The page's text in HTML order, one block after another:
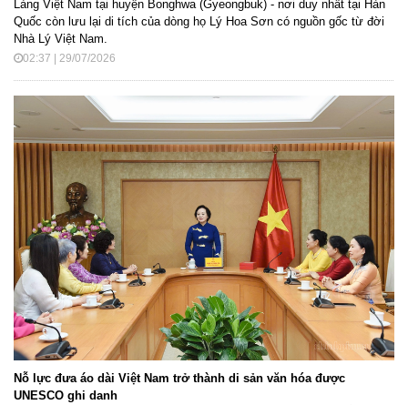
Làng Việt Nam tại huyện Bonghwa (Gyeongbuk) - nơi duy nhất tại Hàn
Quốc còn lưu lại di tích của dòng họ Lý Hoa Sơn có nguồn gốc từ đời
Nhà Lý Việt Nam.
02:37 | 29/07/2026
Nỗ lực đưa áo dài Việt Nam trở thành di sản văn hóa được
UNESCO ghi danh